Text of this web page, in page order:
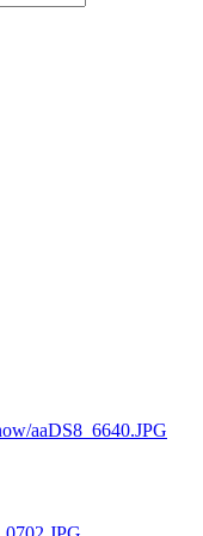
aaDS8_6640.JPG